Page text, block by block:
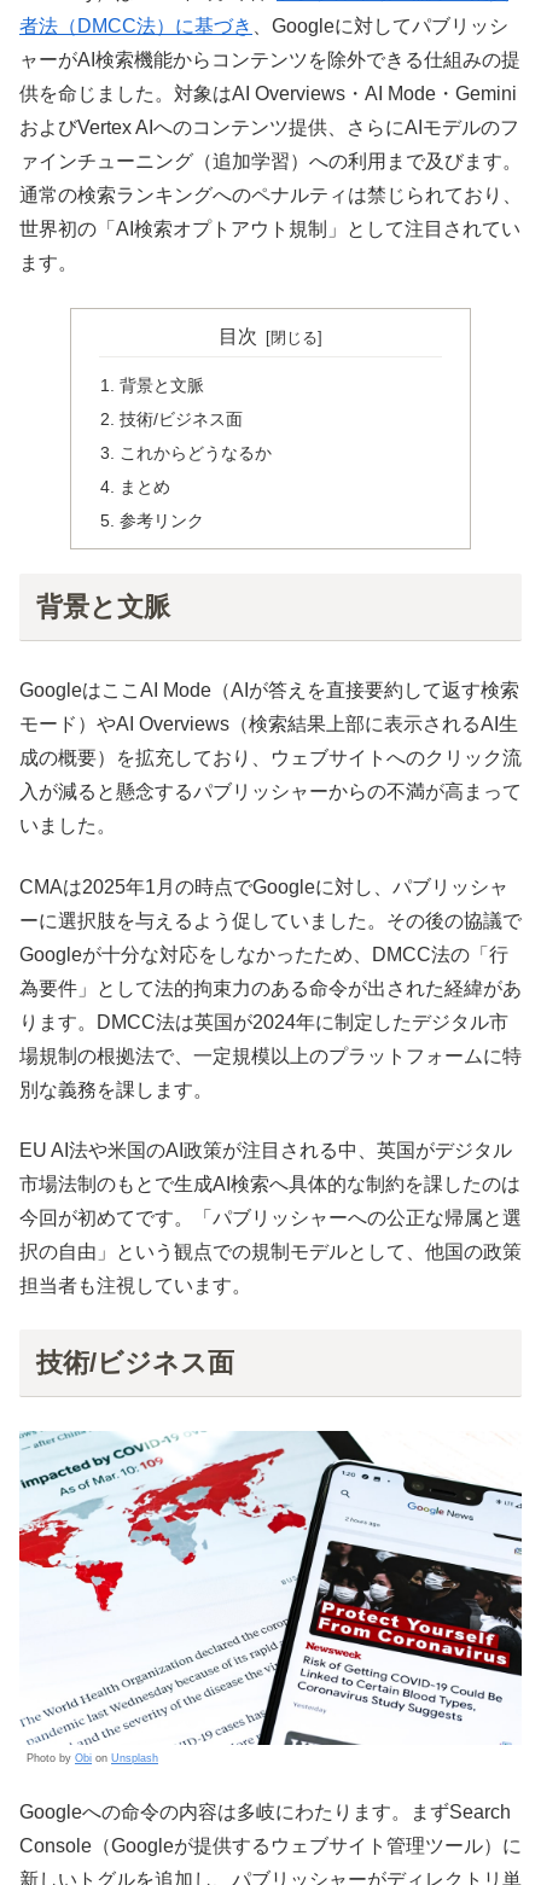
者法（DMCC法）に基づき 、Googleに対してパブリッシ
ャーがAI検索機能からコンテンツを除外できる仕組みの提
供を命じました。対象はAI Overviews・AI Mode・Gemini
およびVertex AIへのコンテンツ提供、さらにAIモデルのフ
ァインチューニング（追加学習）への利用まで及びます。
通常の検索ランキングへのペナルティは禁じられており、
世界初の「AI検索オプトアウト規制」として注目されてい
ます。
目次
背景と文脈
技術/ビジネス面
これからどうなるか
まとめ
参考リンク
背景と文脈
GoogleはここAI Mode（AIが答えを直接要約して返す検索
モード）やAI Overviews（検索結果上部に表示されるAI生
成の概要）を拡充しており、ウェブサイトへのクリック流
入が減ると懸念するパブリッシャーからの不満が高まって
いました。
CMAは2025年1月の時点でGoogleに対し、パブリッシャ
ーに選択肢を与えるよう促していました。その後の協議で
Googleが十分な対応をしなかったため、DMCC法の「行
為要件」として法的拘束力のある命令が出された経緯があ
ります。DMCC法は英国が2024年に制定したデジタル市
場規制の根拠法で、一定規模以上のプラットフォームに特
別な義務を課します。
EU AI法や米国のAI政策が注目される中、英国がデジタル
市場法制のもとで生成AI検索へ具体的な制約を課したのは
今回が初めてです。「パブリッシャーへの公正な帰属と選
択の自由」という観点での規制モデルとして、他国の政策
担当者も注視しています。
技術/ビジネス面
Photo by Obi on Unsplash
Googleへの命令の内容は多岐にわたります。まずSearch
Console（Googleが提供するウェブサイト管理ツール）に
新しいトグルを追加し、パブリッシャーがディレクトリ単